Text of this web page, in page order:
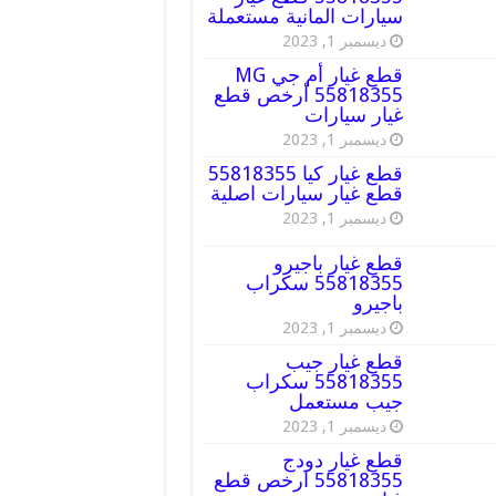
سيارات المانية مستعملة
ديسمبر 1, 2023
قطع غيار أم جي MG
55818355 أرخص قطع
غيار سيارات
ديسمبر 1, 2023
قطع غيار كيا 55818355
قطع غيار سيارات اصلية
ديسمبر 1, 2023
قطع غيار باجيرو
55818355 سكراب
باجيرو
ديسمبر 1, 2023
قطع غيار جيب
55818355 سكراب
جيب مستعمل
ديسمبر 1, 2023
قطع غيار دودج
55818355 ارخص قطع